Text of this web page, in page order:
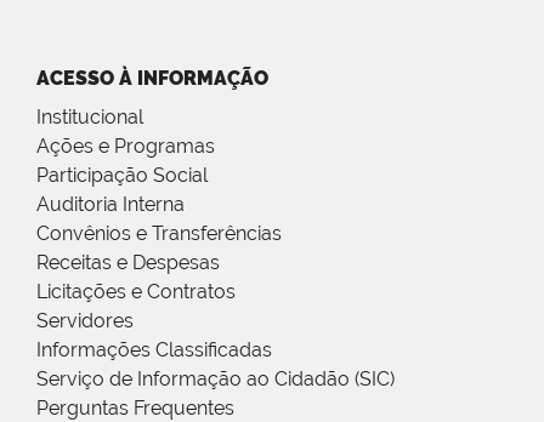
ACESSO À INFORMAÇÃO
Institucional
Ações e Programas
Participação Social
Auditoria Interna
Convênios e Transferências
Receitas e Despesas
Licitações e Contratos
Servidores
Informações Classificadas
Serviço de Informação ao Cidadão (SIC)
Perguntas Frequentes